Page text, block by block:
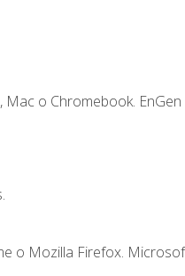
o Chromebook.
o Mozilla Firefox.